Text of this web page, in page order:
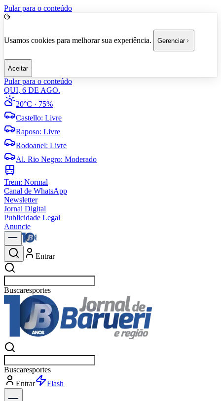
Pular para o conteúdo
Usamos cookies para melhorar sua experiência. Gerenciar
Aceitar
Pular para o conteúdo
QUI, 6 DE AGO.
20°C · 75%
Castello: Livre
Raposo: Livre
Rodoanel: Livre
Al. Rio Negro: Moderado
Trem: Normal
Canal de WhatsApp
Newsletter
Jornal Digital
Publicidade Legal
Anuncie
Entrar
Buscarpolít
Buscarpolít
Entrar
Explorar